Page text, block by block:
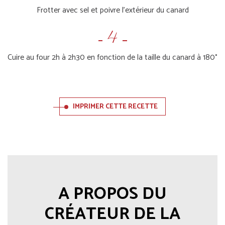
Frotter avec sel et poivre l’extérieur du canard
Cuire au four 2h à 2h30 en fonction de la taille du canard à 180°
IMPRIMER CETTE RECETTE
A PROPOS DU
CRÉATEUR DE LA